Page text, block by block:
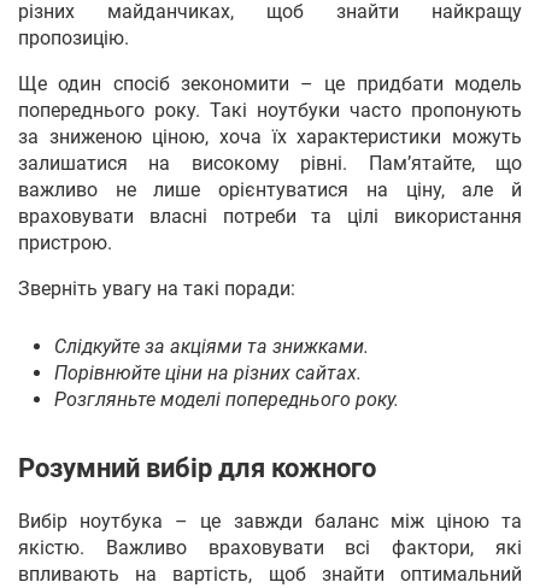
різних майданчиках, щоб знайти найкращу
пропозицію.
Ще один спосіб зекономити – це придбати модель
попереднього року. Такі ноутбуки часто пропонують
за зниженою ціною, хоча їх характеристики можуть
залишатися на високому рівні. Пам’ятайте, що
важливо не лише орієнтуватися на ціну, але й
враховувати власні потреби та цілі використання
пристрою.
Зверніть увагу на такі поради:
Слідкуйте за акціями та знижками.
Порівнюйте ціни на різних сайтах.
Розгляньте моделі попереднього року.
Розумний вибір для кожного
Вибір ноутбука – це завжди баланс між ціною та
якістю. Важливо враховувати всі фактори, які
впливають на вартість, щоб знайти оптимальний